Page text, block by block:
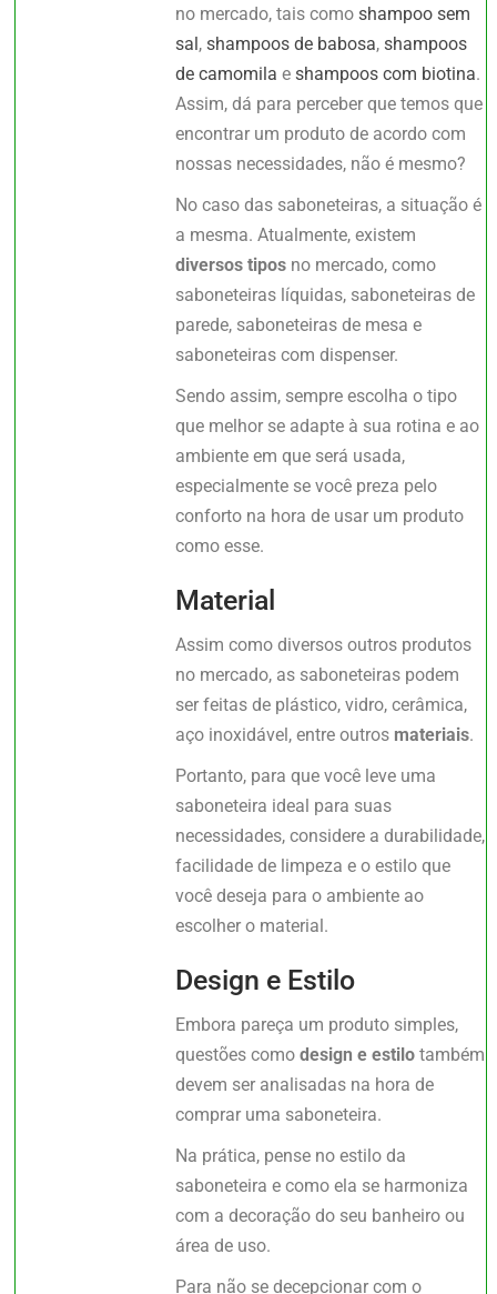
no mercado, tais comoshampoo sem
sal ,shampoos de babosa,shampoos
de camomila eshampoos com biotina.
Assim, dá para perceber que temos que
encontrar um produto de acordo com
nossas necessidades, não é mesmo?
No caso das saboneteiras, a situação é
a mesma. Atualmente, existem
diversos tipos no mercado, como
saboneteiras líquidas, saboneteiras de
parede, saboneteiras de mesa e
saboneteiras com dispenser.
Sendo assim, sempre escolha o tipo
que melhor se adapte à sua rotina e ao
ambiente em que será usada,
especialmente se você preza pelo
conforto na hora de usar um produto
como esse.
Material
Assim como diversos outros produtos
no mercado, as saboneteiras podem
ser feitas de plástico, vidro, cerâmica,
aço inoxidável, entre outros materiais.
Portanto, para que você leve uma
saboneteira ideal para suas
necessidades, considere a durabilidade,
facilidade de limpeza e o estilo que
você deseja para o ambiente ao
escolher o material.
Design e Estilo
Embora pareça um produto simples,
questões comodesign e estilo também
devem ser analisadas na hora de
comprar uma saboneteira.
Na prática, pense no estilo da
saboneteira e como ela se harmoniza
com a decoração do seu banheiro ou
área de uso.
Para não se decepcionar com o